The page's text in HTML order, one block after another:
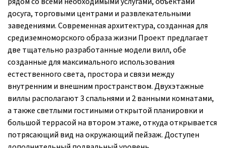
досуга, торговыми центрами и развлекательными
заведениями. Современная архитектура, созданная для
средиземноморского образа жизни Проект предлагает
две тщательно разработанные модели вилл, обе
созданные для максимального использования
естественного света, простора и связи между
внутренним и внешним пространством. Двухэтажные
виллы располагают 3 спальнями и 2 ванными комнатами,
а также светлыми гостиными открытой планировки и
большой террасой на втором этаже, откуда открывается
потрясающий вид на окружающий пейзаж. Доступен